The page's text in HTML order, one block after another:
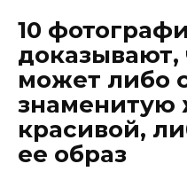
10
доказывают,
может либо
красивой,
ее образ